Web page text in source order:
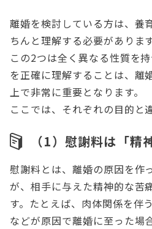
離婚を検討している方は、養
ちんと理解する必要があります
この2つは全く異なる性質を
を正確に理解することは、離
上で非常に重要となります。
ここでは、それぞれの目的と
（1）慰謝料は「精
慰謝料とは、離婚の原因を作
が、相手に与えた精神的な苦
す。たとえば、肉体関係を伴
などが原因で離婚に至った場